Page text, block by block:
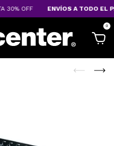
30% OFF ENVÍOS A TODO EL
0